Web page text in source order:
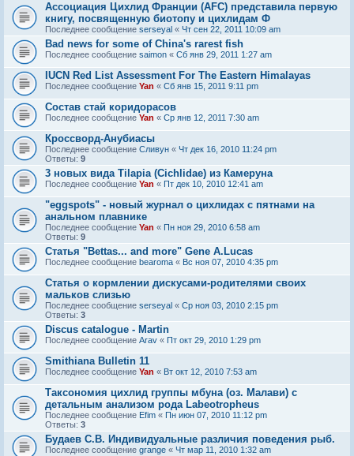
Ассоциация Цихлид Франции (AFC) представила первую
книгу, посвященную биотопу и цихлидам Ф
Последнее сообщение serseyal « Чт сен 22, 2011 10:09 am
Bad news for some of China's rarest fish
Последнее сообщение saimon « Сб янв 29, 2011 1:27 am
IUCN Red List Assessment For The Eastern Himalayas
Последнее сообщение Yan « Сб янв 15, 2011 9:11 pm
Состав стай коридорасов
Последнее сообщение Yan « Ср янв 12, 2011 7:30 am
Кроссворд-Анубиасы
Последнее сообщение Сливун « Чт дек 16, 2010 11:24 pm
Ответы: 9
3 новых вида Tilapia (Cichlidae) из Камеруна
Последнее сообщение Yan « Пт дек 10, 2010 12:41 am
"eggspots" - новый журнал о цихлидах с пятнами на
анальном плавнике
Последнее сообщение Yan « Пн ноя 29, 2010 6:58 am
Ответы: 9
Статья "Bettas... and more" Gene A.Lucas
Последнее сообщение bearoma « Вс ноя 07, 2010 4:35 pm
Статья о кормлении дискусами-родителями своих
мальков слизью
Последнее сообщение serseyal « Ср ноя 03, 2010 2:15 pm
Ответы: 3
Discus catalogue - Martin
Последнее сообщение Arav « Пт окт 29, 2010 1:29 pm
Smithiana Bulletin 11
Последнее сообщение Yan « Вт окт 12, 2010 7:53 am
Таксономия цихлид группы мбуна (оз. Малави) с
детальным анализом рода Labeotropheus
Последнее сообщение Efim « Пн июн 07, 2010 11:12 pm
Ответы: 3
Будаев С.В. Индивидуальные различия поведения рыб.
Последнее сообщение grange « Чт мар 11, 2010 1:32 am